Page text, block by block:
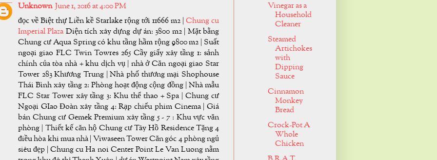
Unknown June 1, 2016 at 4:00 PM
đọc về Biệt thự Liền kề Starlake rộng tới 11666 m2 | Chung cu
Imperial Plaza Diện tích xây dựng dự án: 3800 m2 | Mặt bằng
Chung cư Aqua Spring có khu tầng hầm rộng 9800 m2 | Suất
ngoại giao FLC Twin Towres 265 Cầy giấy xây tầng 1: sảnh
chính của tòa nhà + khu dịch vụ | nhà ở Căn ngoại giao Star
Tower 283 Khương Trung | Nhà phố thương mại Shophouse
Thái Bình xây tầng 2: Phòng hoạt động cộng đồng | Nhà mẫu
FLC Star Tower xây tầng 3: Khu thể thao + Spa | Chung cư
Ngoại GIao Đoàn xây tầng 4: Rạp chiếu phim Cinema | Giá
bán Chung cư Gemek Premium xây tầng 5 - 7 : Khu vực văn
phòng | Thiết kế căn hộ Chung cư Tây Hồ Residence Tặng 4
điều hòa khi mua nhà | Viwaseen Tower Căn góc 4 phòng ngủ
siêu đẹp | Chung cu Ha noi Center Point Le Van Luong nằm
Vinegar as a
Household
Cleaner
Steamed
Artichokes
with
Dipping
Sauce
Cinnamon
Monkey
Bread
Crock-Pot A
Whole
Chicken